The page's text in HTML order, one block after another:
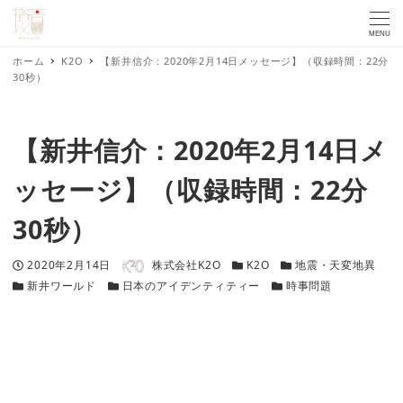
MENU
ホーム K2O
【新井信介：2020年2月14日メッセージ】（収録時間：22分
30秒）
【新井信介：2020年2月14日メ
ッセージ】（収録時間：22分
30秒）
投稿日
2020年2月14日 著者 株式会社K2O カテゴリー
K2O カテゴリー
地震・天変地異
カテゴリー
新井ワールド カテゴリー
日本のアイデンティティー カテゴリー
時事問題